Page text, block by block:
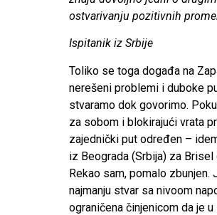
ostvarivanju pozitivnih
Ispitanik iz Srbije
Toliko se toga događa na
nerešeni problemi i duboke
stvaramo dok govorimo.
za sobom i blokirajući vrata
zajednički put određen –
iz Beograda (Srbija) za
Rekao sam, pomalo
najmanju stvar sa nivoom
ograničena činjenicom da je u